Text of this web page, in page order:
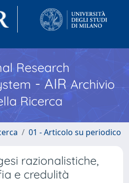
Research
- AIR Archivio
Ricerca
01 - Articolo su periodico
razionalistiche,
e credulità